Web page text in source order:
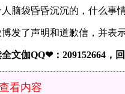
脑袋昏昏沉沉的，什么事
发了声明和道歉信，并表
伽QQ❤：209152664，
看内容